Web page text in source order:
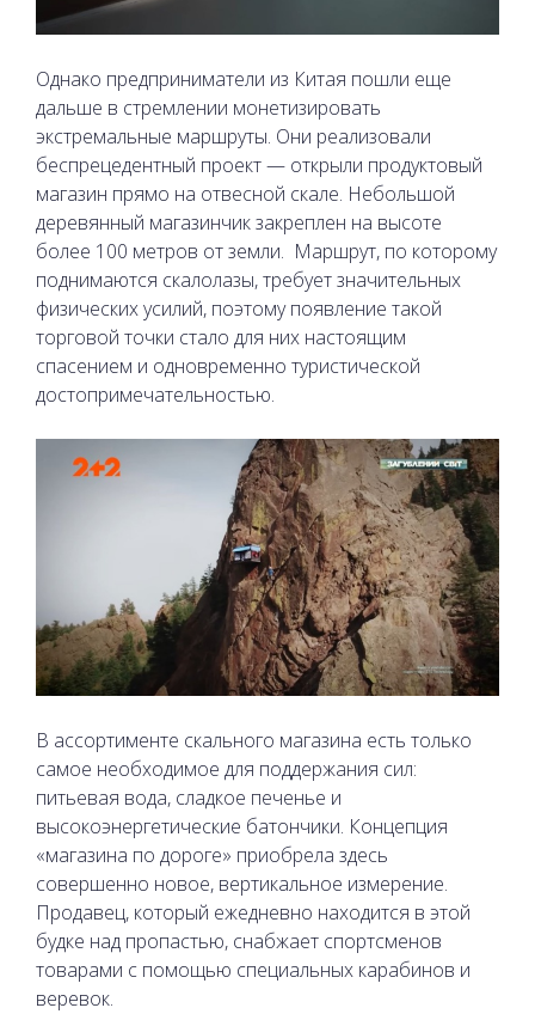
Однако предприниматели из Китая пошли еще
дальше в стремлении монетизировать
экстремальные маршруты. Они реализовали
беспрецедентный проект — открыли продуктовый
магазин прямо на отвесной скале. Небольшой
деревянный магазинчик закреплен на высоте
более 100 метров от земли. Маршрут, по которому
поднимаются скалолазы, требует значительных
физических усилий, поэтому появление такой
торговой точки стало для них настоящим
спасением и одновременно туристической
достопримечательностью.
В ассортименте скального магазина есть только
самое необходимое для поддержания сил:
питьевая вода, сладкое печенье и
высокоэнергетические батончики. Концепция
«магазина по дороге» приобрела здесь
совершенно новое, вертикальное измерение.
Продавец, который ежедневно находится в этой
будке над пропастью, снабжает спортсменов
товарами с помощью специальных карабинов и
веревок.